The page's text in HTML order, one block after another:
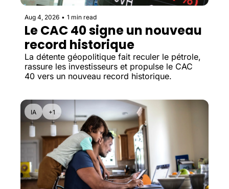
Aug 4, 2026 • 1 min read
Le CAC 40 signe un nouveau
record historique
La détente géopolitique fait reculer le pétrole,
rassure les investisseurs et propulse le CAC
40 vers un nouveau record historique.
IA +1